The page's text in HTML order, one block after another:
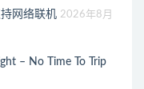
网络联机 2026年8月
– No Time To Trip